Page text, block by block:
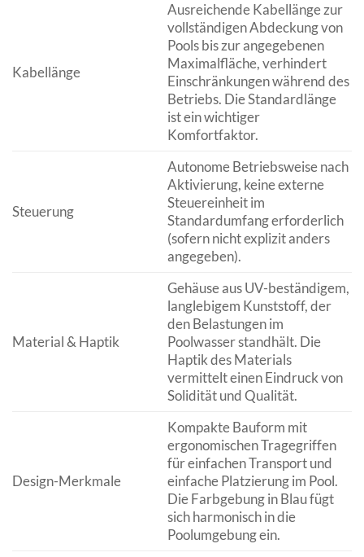
Kabellänge
Ausreichende Kabellänge zur
vollständigen Abdeckung von
Pools bis zur angegebenen
Maximalfläche, verhindert
Einschränkungen während des
Betriebs. Die Standardlänge
ist ein wichtiger
Komfortfaktor.
Steuerung
Autonome Betriebsweise nach
Aktivierung, keine externe
Steuereinheit im
Standardumfang erforderlich
(sofern nicht explizit anders
angegeben).
Material & Haptik
Gehäuse aus UV-beständigem,
langlebigem Kunststoff, der
den Belastungen im
Poolwasser standhält. Die
Haptik des Materials
vermittelt einen Eindruck von
Solidität und Qualität.
Design-Merkmale
Kompakte Bauform mit
ergonomischen Tragegriffen
für einfachen Transport und
einfache Platzierung im Pool.
Die Farbgebung in Blau fügt
sich harmonisch in die
Poolumgebung ein.